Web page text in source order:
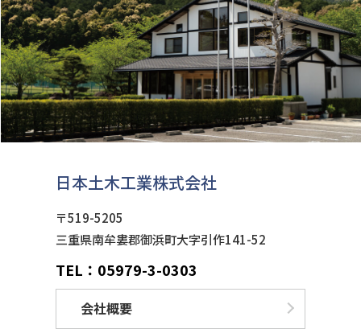
日本土木工業株式会社
〒519-5205
三重県南牟婁郡御浜町大字引作141-52
TEL：05979-3-0303
会社概要